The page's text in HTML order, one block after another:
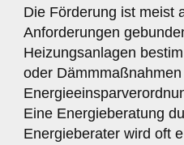
Die Förderung ist meist
Anforderungen
Heizungsanlagen
oder
Eine Energieberatung
Energieberater wird oft